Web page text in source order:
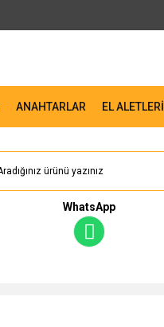
ANAHTARLAR EL ALETLERİ
WhatsApp